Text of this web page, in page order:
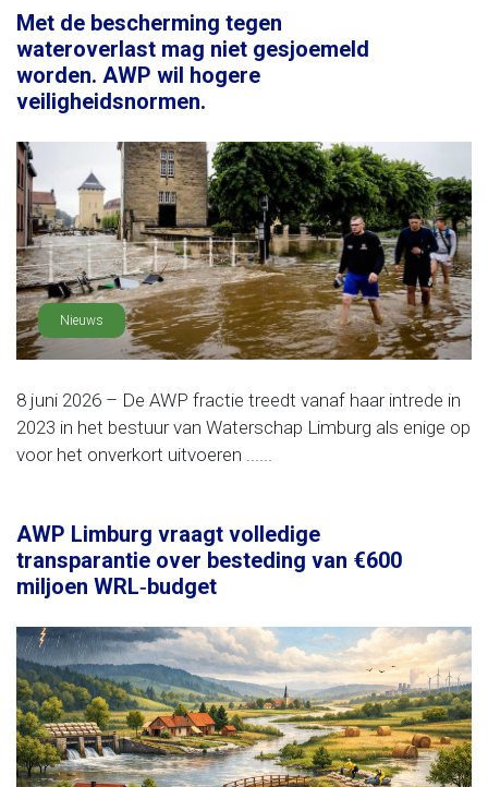
Met de bescherming tegen
wateroverlast mag niet gesjoemeld
worden. AWP wil hogere
veiligheidsnormen.
Nieuws
8 juni 2026 – De AWP fractie treedt vanaf haar intrede in
2023 in het bestuur van Waterschap Limburg als enige op
voor het onverkort uitvoeren ......
AWP Limburg vraagt volledige
transparantie over besteding van €600
miljoen WRL‑budget